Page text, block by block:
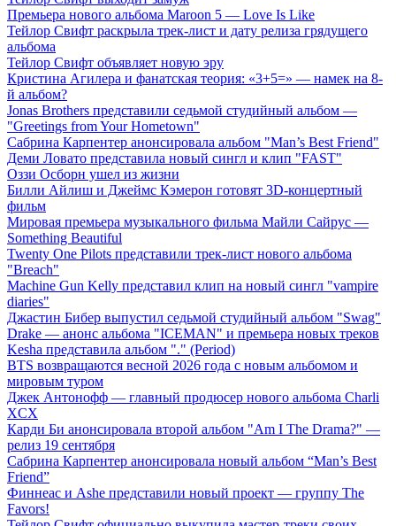
Премьера нового альбома Maroon 5 — Love Is Like
Тейлор Свифт раскрыла трек-лист и дату релиза грядущего
альбома
Тейлор Свифт объявляет новую эру
Кристина Агилера и фанатская теория: «3+5=» — намек на 8-
й альбом?
Jonas Brothers представили седьмой студийный альбом —
"Greetings from Your Hometown"
Сабрина Карпентер анонсировала альбом "Man’s Best Friend"
Деми Ловато представила новый сингл и клип "FAST"
Оззи Осборн ушел из жизни
Билли Айлиш и Джеймс Кэмерон готовят 3D-концертный
фильм
Мировая премьера музыкального фильма Майли Сайрус —
Something Beautiful
Twenty One Pilots представили трек-лист нового альбома
"Breach"
Machine Gun Kelly представил клип на новый сингл "vampire
diaries"
Джастин Бибер выпустил седьмой студийный альбом "Swag"
Drake — анонс альбома "ICEMAN" и премьера новых треков
Kesha представила альбом "." (Period)
BTS возвращаются весной 2026 года с новым альбомом и
мировым туром
Джек Антонофф — главный продюсер нового альбома Charli
XCX
Карди Би анонсировала второй альбом "Am I The Drama?" —
релиз 19 сентября
Сабрина Карпентер анонсировала новый альбом “Man’s Best
Friend”
Финнеас и Ashe представили новый проект — группу The
Favors!